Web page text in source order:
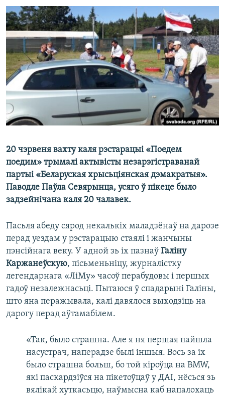
КАЛЯНДАР
НА ХВАЛЯХ СВАБОДЫ
20 чэрвеня вахту каля рэстарацыі «Поедем
поедим» трымалі актывісты незарэгістраванай
партыі «Беларуская хрысьціянская дэмакратыя».
Паводле Паўла Севярынца, усяго ў пікеце было
задзейнічана каля 20 чалавек.
Пасьля абеду сярод некалькіх маладзёнаў на дарозе
перад уездам у рэстарацыю стаялі і жанчыны
пэнсійнага веку. У адной зь іх пазнаў Галіну
Каржанеўскую, пісьменьніцу, журналістку
легендарнага «ЛіМу» часоў перабудовы і першых
гадоў незалежнасьці. Пытаюся ў спадарыні Галіны,
што яна перажывала, калі давялося выходзіць на
дарогу перад аўтамабілем.
«Так, было страшна. Але я ня першая пайшла
насустрач, наперадзе былі іншыя. Вось за іх
было страшна больш, бо той кіроўца на BMW,
які паскардзіўся на пікетоўцаў у ДАІ, нёсься зь
вялікай хуткасьцю, наўмысна каб напалохаць